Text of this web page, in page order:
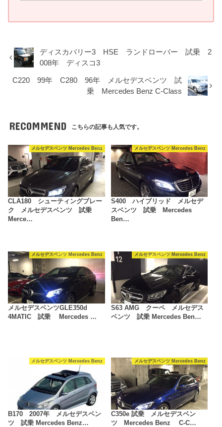
ディスカバリー3 HSE ランドローバー 試乗 2
008年 ディスコ3
C220 99年 C280 96年 メルセデスベンツ 試
乗 Mercedes Benz C-Class
RECOMMEND こちらの記事も人気です。
メルセデスベンツ Mercedes Benz
CLA180 シューティングブレー
ク メルセデスベンツ 試乗
Merce…
メルセデスベンツ Mercedes Benz
S400 ハイブリッド メルセデ
スベンツ 試乗 Mercedes
Ben…
メルセデスベンツ Mercedes Benz
メルセデスベンツGLE350d
4MATIC 試乗 Mercedes …
メルセデスベンツ Mercedes Benz
S63 AMG クーペ メルセデス
ベンツ 試乗 Mercedes Ben…
メルセデスベンツ Mercedes Benz
B170 2007年 メルセデスベン
ツ 試乗 Mercedes Benz…
メルセデスベンツ Mercedes Benz
C350e 試乗 メルセデスベン
ツ Mercedes Benz C-C…